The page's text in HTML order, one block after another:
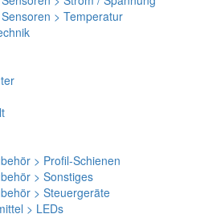
> Temperatur
> Profil-Schienen
> Sonstiges
> Steuergeräte
> LEDs